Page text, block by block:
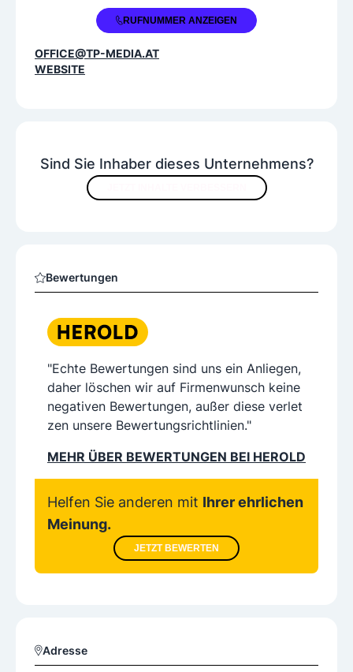
Sind Sie Inhaber dieses Unternehmens?
Bewertungen
"Echte Bewertungen sind uns ein Anliegen,
daher löschen wir auf Firmenwunsch keine
negativen Bewertungen, außer diese verlet
zen unsere Bewertungsrichtlinien."
MEHR ÜBER BEWERTUNGEN BEI HEROLD
Helfen Sie anderen mit Ihrer ehrlichen
Meinung.
JETZT BEWERTEN
Adresse
+43 699 11874074RUFNUMMER ANZEIGEN
OFFICE@TP-MEDIA.AT
WEBSITE